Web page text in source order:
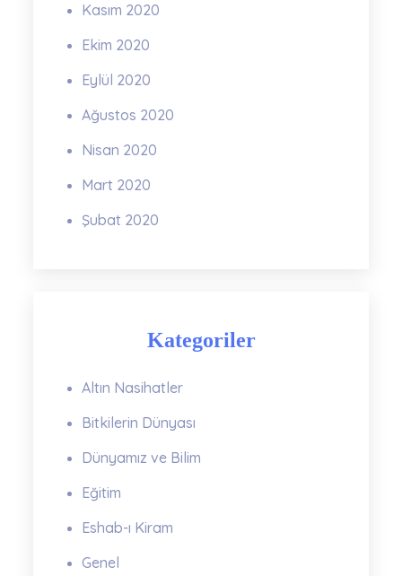
Kasım 2020
Ekim 2020
Eylül 2020
Ağustos 2020
Nisan 2020
Mart 2020
Şubat 2020
Kategoriler
Altın Nasihatler
Bitkilerin Dünyası
Dünyamız ve Bilim
Eğitim
Eshab-ı Kiram
Genel